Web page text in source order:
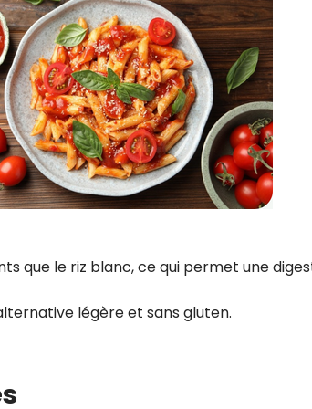
que le riz blanc, ce qui permet une
légère et sans gluten.